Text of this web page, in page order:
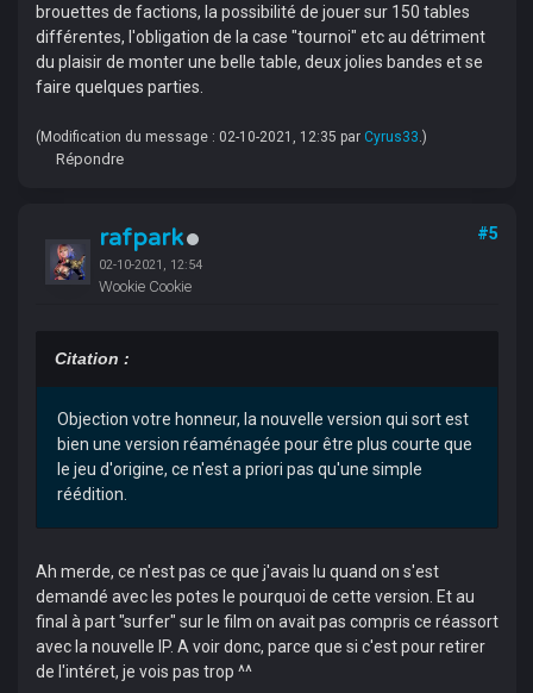
brouettes de factions, la possibilité de jouer sur 150 tables
différentes, l'obligation de la case "tournoi" etc au détriment
du plaisir de monter une belle table, deux jolies bandes et se
faire quelques parties.
(Modification du message : 02-10-2021, 12:35 par Cyrus33 .)
Répondre
rafpark
02-10-2021, 12:54
Wookie Cookie
#5
Citation :
Objection votre honneur, la nouvelle version qui sort est
bien une version réaménagée pour être plus courte que
le jeu d'origine, ce n'est a priori pas qu'une simple
réédition.
Ah merde, ce n'est pas ce que j'avais lu quand on s'est
demandé avec les potes le pourquoi de cette version. Et au
final à part "surfer" sur le film on avait pas compris ce réassort
avec la nouvelle IP. A voir donc, parce que si c'est pour retirer
de l'intéret, je vois pas trop ^^